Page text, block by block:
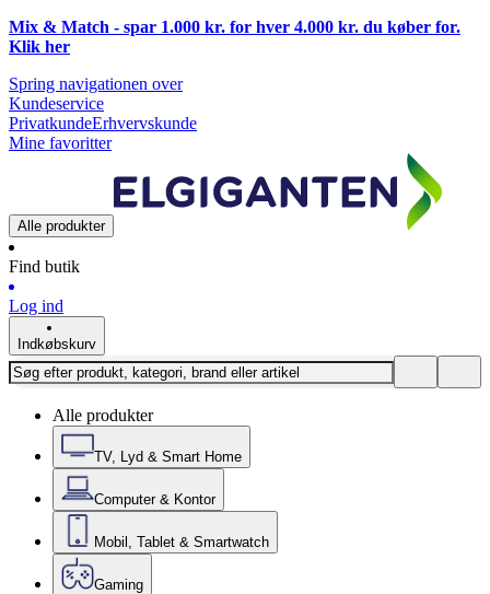
Mix & Match - spar 1.000 kr. for hver 4.000 kr. du køber for.
Klik her
Spring navigationen over
Kundeservice
PrivatkundeErhvervskunde
Mine favoritter
Alle produkter
Find butik
Log ind
Indkøbskurv
Alle produkter
TV, Lyd & Smart Home
Computer & Kontor
Mobil, Tablet & Smartwatch
Gaming